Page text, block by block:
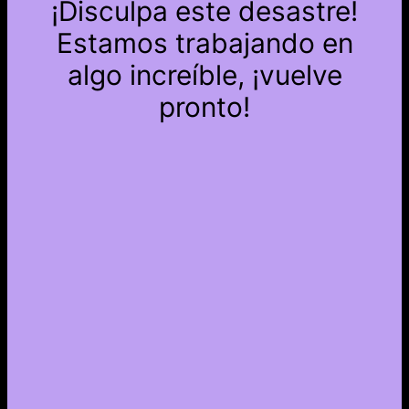
¡Disculpa este desastre!
Estamos trabajando en
algo increíble, ¡vuelve
pronto!